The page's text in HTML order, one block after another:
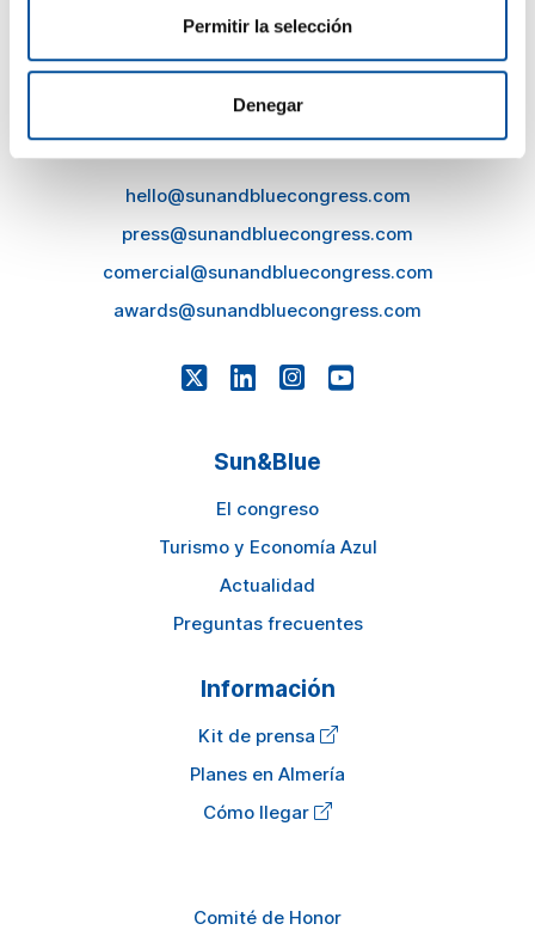
Permitir la selección
Denegar
CONTACTO
hello@sunandbluecongress.com
press@sunandbluecongress.com
comercial@sunandbluecongress.com
awards@sunandbluecongress.com
Sun&Blue
El congreso
Turismo y Economía Azul
Actualidad
Preguntas frecuentes
Información
Kit de prensa
Planes en Almería
Cómo llegar
Comité de Honor